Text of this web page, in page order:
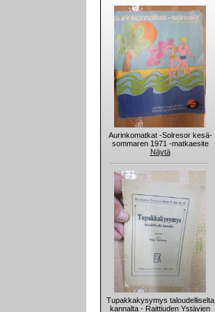
Aurinkomatkat -Solresor kesä-
sommaren 1971 -matkaesite
Näytä
Tupakkakysymys taloudelliselta
kannalta - Raittiuden Ystävien